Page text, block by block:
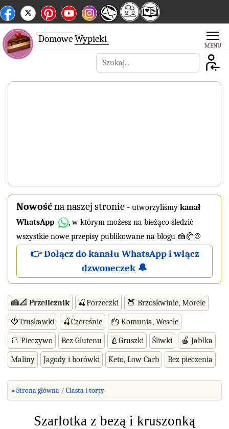
DomoweWypieki
Szukaj
Nowośćna naszej stronie - utworzyliśmy kanał
WhatsApp
, w którym możesz na bieżąco śledzić
wszystkie nowe przepisy publikowane na blogu 🍰🥐🍲
👉 Dołącz do kanału WhatsApp i włącz
dzwoneczek 🔔
🍰📐 Przelicznik 🍒Porzeczki 🍑 Brzoskwinie, Morele
🍓Truskawki 🍒Czereśnie 🎂 Komunia, Wesele
🍞 Pieczywo Bez Glutenu 🍐Gruszki Śliwki 🍎 Jabłka
Maliny Jagody i borówki Keto, Low Carb Bez pieczenia
» Strona główna Ciasta i torty
Szarlotka z bezą i kruszonką